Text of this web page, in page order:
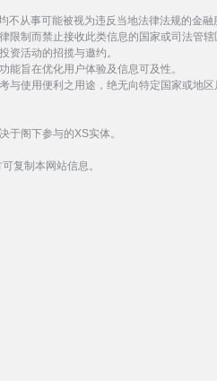
不从事可能被视为违反当地法律法规的金融
限制而禁止接收此类信息的国家或司法管
资活动的招揽与邀约。
能旨在优化用户体验及信息可及性。
与使用便利之用途，绝无向特定国家或地
于阁下参与的XS实体。
复制本网站信息。